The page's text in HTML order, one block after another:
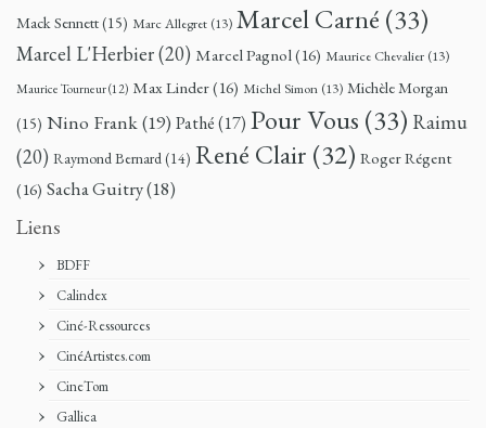
Mack Sennett(15) Marc Allegret (13) Marcel Carné (33)
Marcel L'Herbier(20) Marcel Pagnol(16) Maurice Chevalier (13)
Maurice Tourneur(12) Max Linder(16) Michel Simon (13) Michèle Morgan
(15) Nino Frank(19) Pathé(17) Pour Vous (33) Raimu
(20) Raymond Bernard(14) René Clair (32) Roger Régent
(16) Sacha Guitry(18)
Liens
BDFF
Calindex
Ciné-Ressources
CinéArtistes.com
CineTom
Gallica